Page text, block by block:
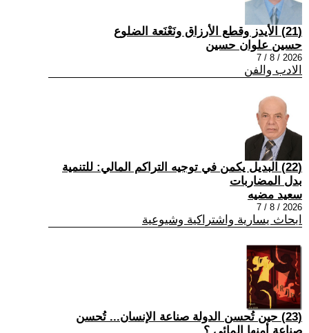
(21) الأيدز وقطع الأرزاق ونَعْنَعة الضلوع
حسين علوان حسين
2026 / 8 / 7
الادب والفن
(22) البديل يكمن في توجيه التراكم المالي: للتنمية
بدل المضاربات
سعيد مضيه
2026 / 8 / 7
ابحاث يسارية واشتراكية وشيوعية
(23) حين تُحسن الدولة صناعة الإنسان... تُحسن